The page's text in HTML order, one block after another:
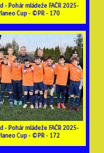
- Pohár mládeže FAČR 2025-
Cup - ©PR - 170
- Pohár mládeže FAČR 2025-
Cup - ©PR - 172